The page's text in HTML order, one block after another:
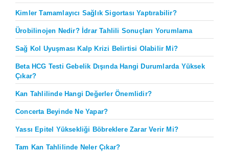
Kimler Tamamlayıcı Sağlık Sigortası Yaptırabilir?
Ürobilinojen Nedir? İdrar Tahlili Sonuçları Yorumlama
Sağ Kol Uyuşması Kalp Krizi Belirtisi Olabilir Mi?
Beta HCG Testi Gebelik Dışında Hangi Durumlarda Yüksek
Çıkar?
Kan Tahlilinde Hangi Değerler Önemlidir?
Concerta Beyinde Ne Yapar?
Yassı Epitel Yüksekliği Böbreklere Zarar Verir Mi?
Tam Kan Tahlilinde Neler Çıkar?